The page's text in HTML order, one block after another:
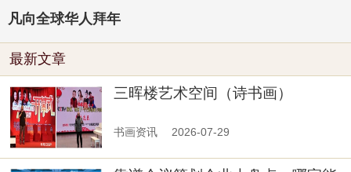
凡向全球华人拜年
最新文章
三晖楼艺术空间（诗书画）
书画资讯 2026-07-29